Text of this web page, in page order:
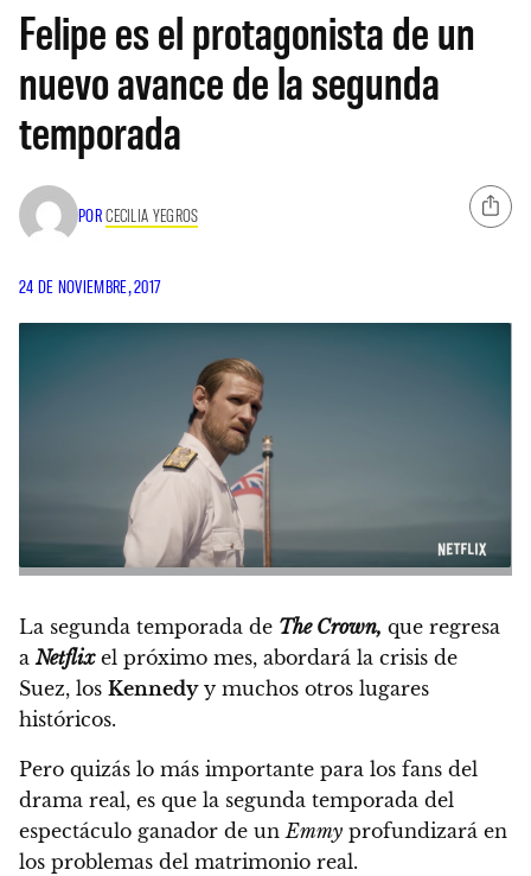
Felipe es el protagonista de un
nuevo avance de la segunda
temporada
PORCECILIA YEGROS
24 DE NOVIEMBRE, 2017
La segunda temporada de The Crown, que regresa
aNetflixel próximo mes, abordará la crisis de
Suez, los Kennedyy muchos otros lugares
históricos.
Pero quizás lo más importante para los fans del
drama real, es que la segunda temporada del
espectáculo ganador de unEmmy profundizará en
los problemas del matrimonio real.